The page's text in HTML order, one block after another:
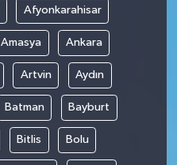
Afyonkarahisar
Amasya Ankara
Artvin Aydın
Batman Bayburt
Bitlis Bolu